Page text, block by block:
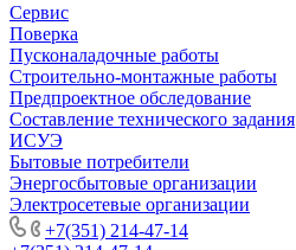
Сервис
Поверка
Пусконаладочные работы
Строительно-монтажные работы
Предпроектное обследование
Составление технического задания
ИСУЭ
Бытовые потребители
Энергосбытовые организации
Электросетевые организации
+7(351) 214-47-14